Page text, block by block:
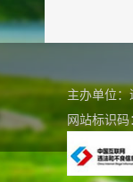
主办单位
网站标识码